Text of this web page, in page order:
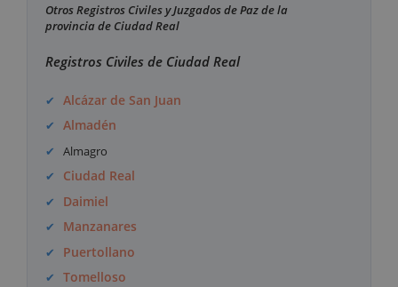
Otros Registros Civiles y Juzgados de Paz de la
provincia de Ciudad Real
Registros Civiles de Ciudad Real
Alcázar de San Juan
Almadén
Almagro
Ciudad Real
Daimiel
Manzanares
Puertollano
Tomelloso